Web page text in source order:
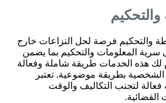
والتحكيم فرصة لحل النزاعات خارج
سرية المعلومات والتحكيم بما يضمن
لك هذه الخدمات طريقة شاملة وفعالة
الشخصية بطريقة موضوعية. تعتبر
فعالة لتجنب التكاليف والوقت
القضائية.